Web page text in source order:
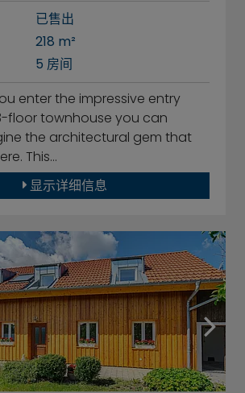
已售出
218 m²
5 房间
enter the impressive entry
floor townhouse you can
the architectural gem that
This…
显示详细信息